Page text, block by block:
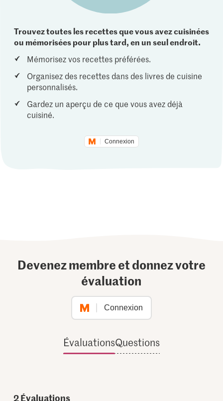
Trouvez toutes les recettes que vous avez cuisinées
ou mémorisées pour plus tard, en un seul endroit.
Mémorisez vos recettes préférées.
Organisez des recettes dans des livres de cuisine
personnalisés.
Gardez un aperçu de ce que vous avez déjà
cuisiné.
Connexion
Devenez membre et donnez votre
évaluation
Connexion
ÉvaluationsQuestions
2Évaluations